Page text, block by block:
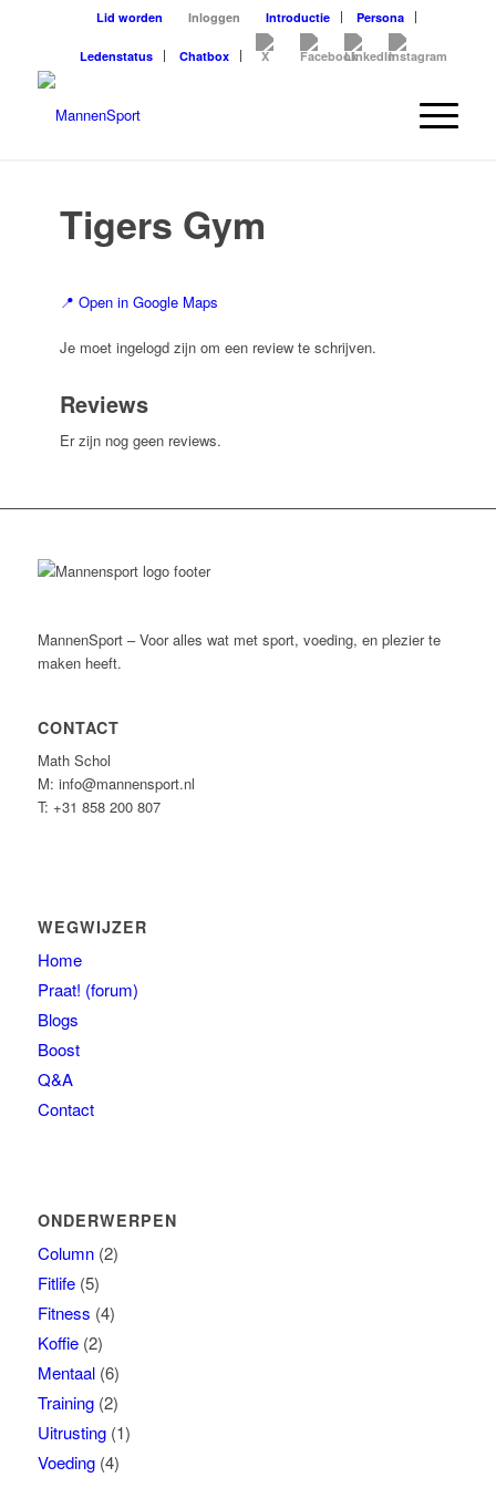
Lid worden Inloggen Introductie Persona
Ledenstatus Chatbox
Tigers Gym
📍 Open in Google Maps
Je moet ingelogd zijn om een review te schrijven.
Reviews
Er zijn nog geen reviews.
MannenSport – Voor alles wat met sport, voeding, en plezier te
maken heeft.
CONTACT
Math Schol
M: info@mannensport.nl
T: +31 858 200 807
WEGWIJZER
Home
Praat! (forum)
Blogs
Boost
Q&A
Contact
ONDERWERPEN
Column(2)
Fitlife(5)
Fitness (4)
Koffie(2)
Mentaal(6)
Training(2)
Uitrusting(1)
Voeding(4)